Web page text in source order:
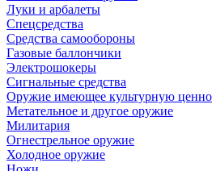
Луки и арбалеты
Спецсредства
Средства самообороны
Газовые баллончики
Электрошокеры
Сигнальные средства
Оружие имеющее культурную
Метательное и другое оружие
Милитария
Огнестрельное оружие
Холодное оружие